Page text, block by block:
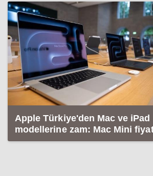
Apple Türkiye'den Mac ve iPad
modellerine zam: Mac Mini
cep yakacak